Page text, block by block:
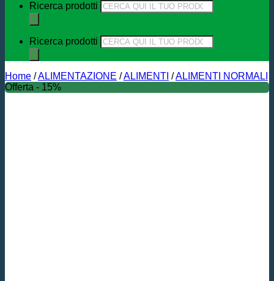
Ricerca prodotti
Ricerca prodotti
Home /ALIMENTAZIONE /ALIMENTI /ALIMENTI NORMALI
Offerta - 15%